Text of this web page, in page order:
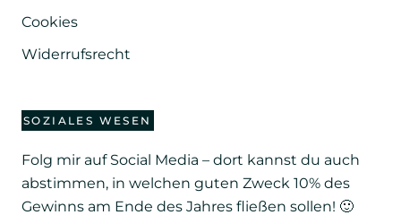
Cookies
Widerrufsrecht
SOZIALES WESEN
Folg mir auf Social Media – dort kannst du auch
abstimmen, in welchen guten Zweck 10% des
Gewinns am Ende des Jahres fließen sollen! 🙂